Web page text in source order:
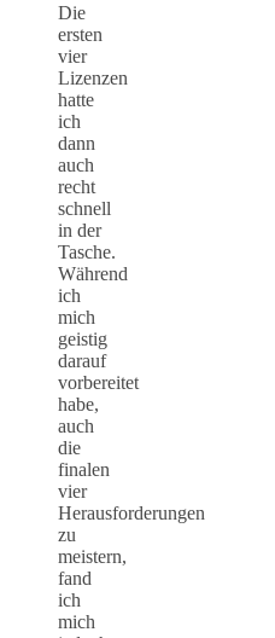
Die
ersten
vier
Lizenzen
hatte
ich
dann
auch
recht
schnell
in der
Tasche.
Während
ich
mich
geistig
darauf
vorbereitet
habe,
auch
die
finalen
vier
Herausforderungen
zu
meistern,
fand
ich
mich